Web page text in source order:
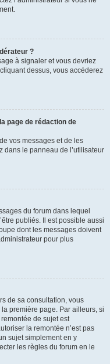
?
à signaler et vous devriez
dessus, vous accéderez
page de rédaction de
vos messages et de les
dans le panneau de l’utilisateur
du forum dans lequel
publiés. Il est possible aussi
dont les messages doivent
pour plus
de sa consultation, vous
première page. Par ailleurs, si
de sujet est
la remontée n’est pas
sujet simplement en y
les règles du forum en le